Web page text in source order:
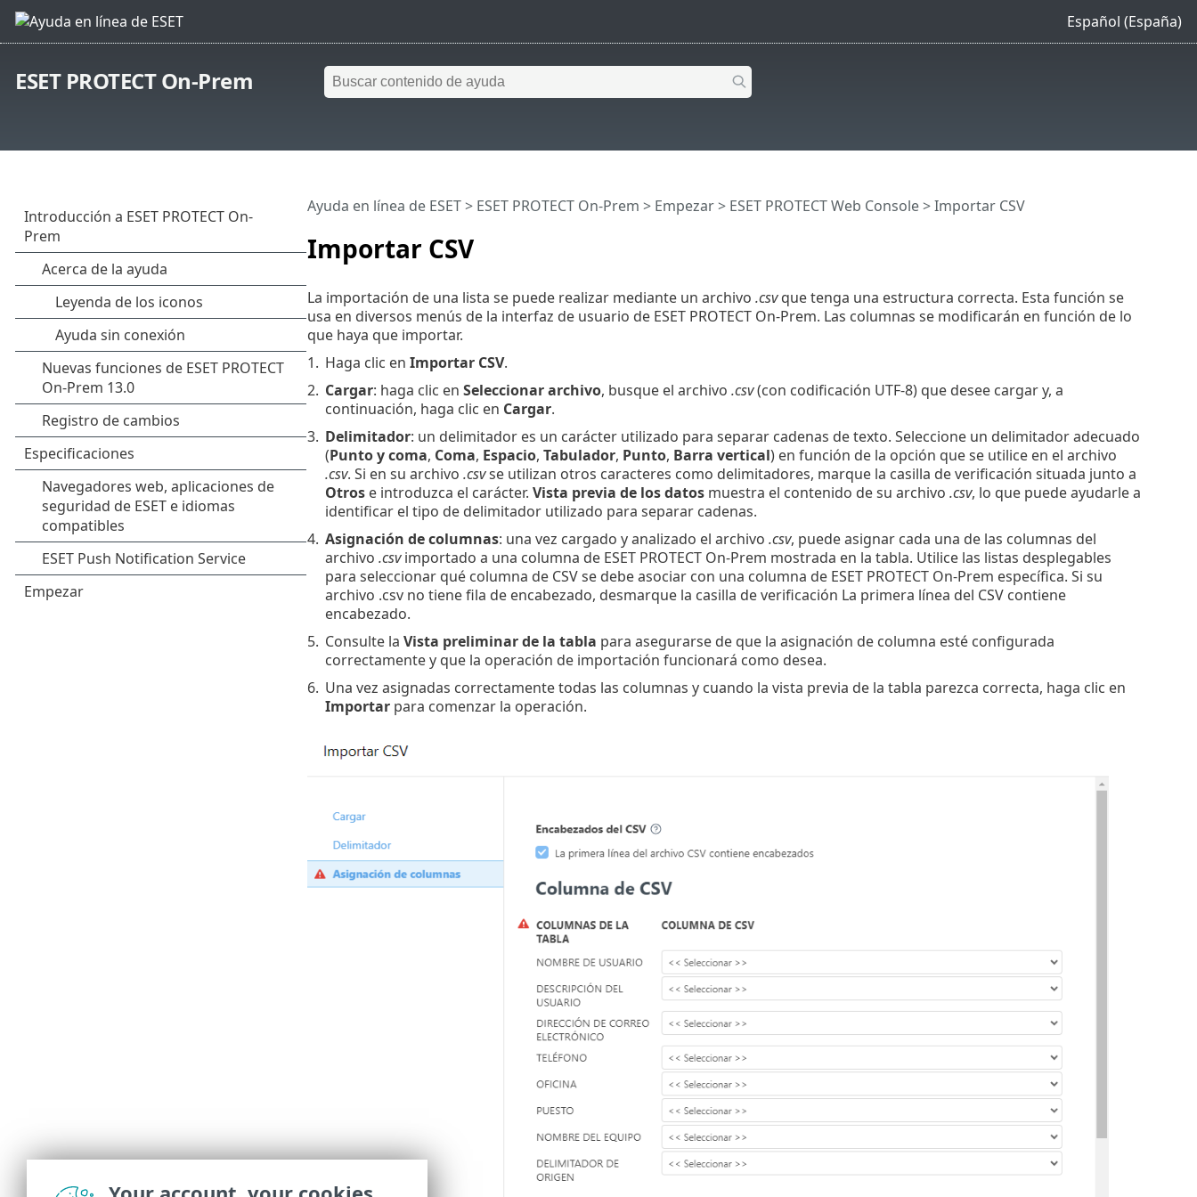
Español (España)
ESET PROTECT On-Prem
Importar CSV
Ayuda en línea de ESET> ESET PROTECT On-Prem > Empezar> ESET PROTECT Web Console> Importar CSV
La importación de una lista se puede realizar mediante un archivo .csvque tenga una estructura correcta. Esta función se
usa en diversos menús de la interfaz de usuario de ESET PROTECT On-Prem. Las columnas se modificarán en función de lo
que haya que importar.
1. Haga clic en Importar CSV.
2. Cargar: haga clic en Seleccionar archivo, busque el archivo .csv(con codificación UTF-8) que desee cargar y, a
continuación, haga clic en Cargar.
3. Delimitador: un delimitador es un carácter utilizado para separar cadenas de texto. Seleccione un delimitador adecuado
(Punto y coma, Coma, Espacio, Tabulador, Punto, Barra vertical) en función de la opción que se utilice en el archivo
.csv. Si en su archivo .csvse utilizan otros caracteres como delimitadores, marque la casilla de verificación situada junto a
Otrose introduzca el carácter. Vista previa de los datosmuestra el contenido de su archivo .csv, lo que puede ayudarle a
identificar el tipo de delimitador utilizado para separar cadenas.
4. Asignación de columnas: una vez cargado y analizado el archivo .csv, puede asignar cada una de las columnas del
archivo .csvimportado a una columna de ESET PROTECT On-Prem mostrada en la tabla. Utilice las listas desplegables
para seleccionar qué columna de CSV se debe asociar con una columna de ESET PROTECT On-Prem específica. Si su
archivo .csv no tiene fila de encabezado, desmarque la casilla de verificación La primera línea del CSV contiene
encabezado.
5. Consulte la Vista preliminar de la tabla para asegurarse de que la asignación de columna esté configurada
correctamente y que la operación de importación funcionará como desea.
6. Una vez asignadas correctamente todas las columnas y cuando la vista previa de la tabla parezca correcta, haga clic en
Importarpara comenzar la operación.